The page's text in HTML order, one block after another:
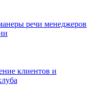
речи менеджеров
клиентов и